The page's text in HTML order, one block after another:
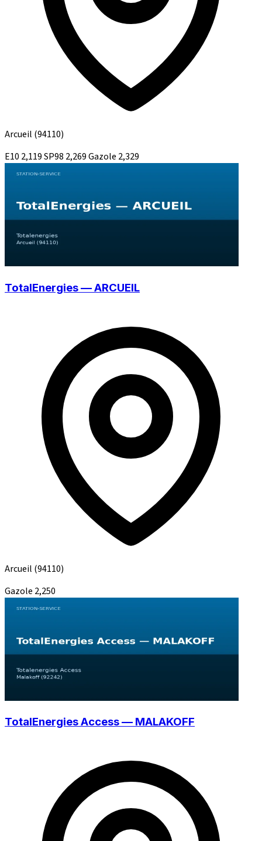
Arcueil (94110)
E10 2,119SP98 2,269Gazole 2,329
TotalEnergies — ARCUEIL
Arcueil (94110)
Gazole 2,250
TotalEnergies Access — MALAKOFF